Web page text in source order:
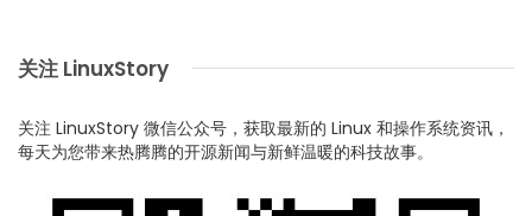
关注 LinuxStory
关注 LinuxStory 微信公众号，获取最新的 Linux 和操作系统资讯，
每天为您带来热腾腾的开源新闻与新鲜温暖的科技故事。